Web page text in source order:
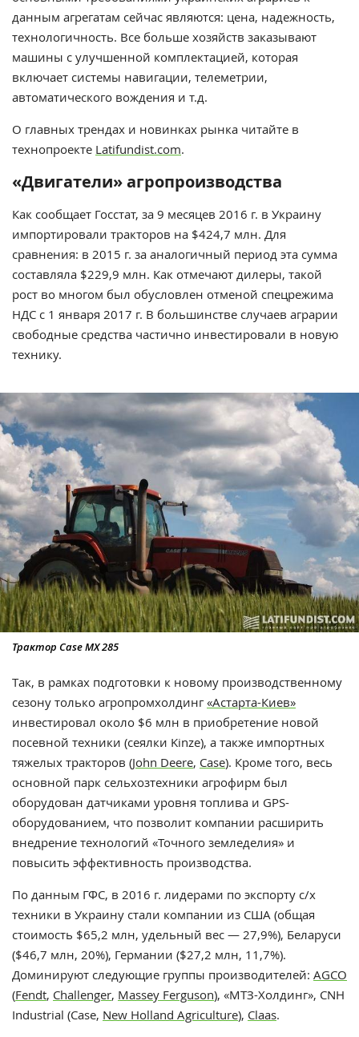
данным агрегатам сейчас являются: цена, надежность,
технологичность. Все больше хозяйств заказывают
машины с улучшенной комплектацией, которая
включает системы навигации, телеметрии,
автоматического вождения и т.д.
О главных трендах и новинках рынка читайте в
технопроекте Latifundist.com.
«Двигатели» агропроизводства
Как сообщает Госстат, за 9 месяцев 2016 г. в Украину
импортировали тракторов на $424,7 млн. Для
сравнения: в 2015 г. за аналогичный период эта сумма
составляла $229,9 млн. Как отмечают дилеры, такой
рост во многом был обусловлен отменой спецрежима
НДС с 1 января 2017 г. В большинстве случаев аграрии
свободные средства частично инвестировали в новую
технику.
Трактор Case MX 285
Так, в рамках подготовки к новому производственному
сезону только агропромхолдинг«Астарта-Киев»
инвестировал около $6 млн в приобретение новой
посевной техники (сеялки Kinze), а также импортных
тяжелых тракторов (John Deere, Case). Кроме того, весь
основной парк сельхозтехники агрофирм был
оборудован датчиками уровня топлива и GPS-
оборудованием, что позволит компании расширить
внедрение технологий «Точного земледелия» и
повысить эффективность производства.
По данным ГФС, в 2016 г. лидерами по экспорту с/х
техники в Украину стали компании из США (общая
стоимость $65,2 млн, удельный вес — 27,9%), Беларуси
($46,7 млн, 20%), Германии ($27,2 млн, 11,7%).
Доминируют следующие группы производителей: AGCO
(Fendt, Challenger, Massey Ferguson), «МТЗ-Холдинг», CNH
Industrial (Case, New Holland Agriculture), Claas.